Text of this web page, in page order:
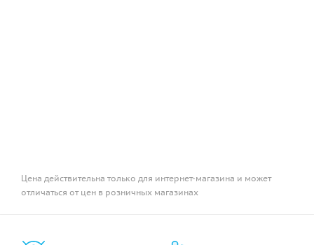
Цена действительна только для интернет-магазина и может
отличаться от цен в розничных магазинах